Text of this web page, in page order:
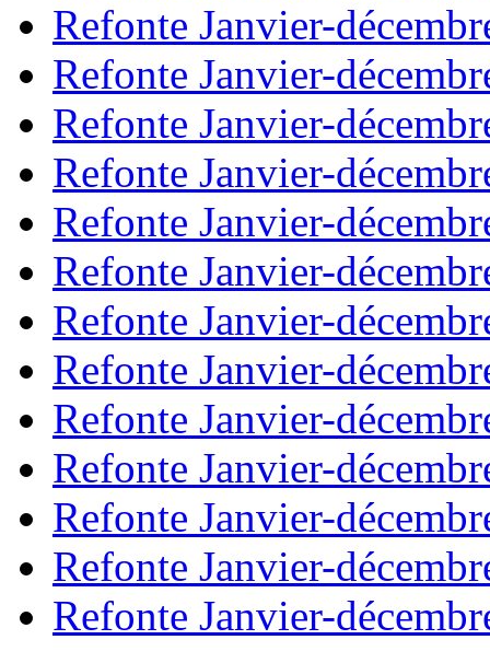
Refonte Janvier-
Refonte Janvier-
Refonte Janvier-
Refonte Janvier-
Refonte Janvier-
Refonte Janvier-
Refonte Janvier-
Refonte Janvier-
Refonte Janvier-
Refonte Janvier-
Refonte Janvier-
Refonte Janvier-
Refonte Janvier-